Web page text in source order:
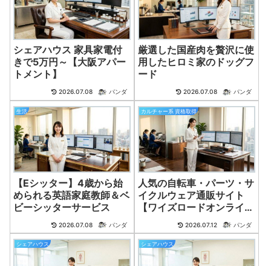
シェアハウス 家具家電付
きで5万円～【大阪アパー
トメント】
2026.07.08 パンダ
厳選した国産肉を贅沢に使
用したヒロミ家のドッグフ
ード
2026.07.08 パンダ
生活
【Eシッター】4歳から始
められる英語家庭教師＆ベ
ビーシッターサービス
2026.07.08 パンダ
カルチャー系 資格取得
人気の自転車・パーツ・サ
イクルウェア通販サイト
【ワイズロードオンライ
2026.07.12 パンダ
シェアハウス シェアハウス